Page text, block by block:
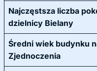
Najczęstsza liczba
dzielnicy Bielany
Średni wiek budynku
Zjednoczenia